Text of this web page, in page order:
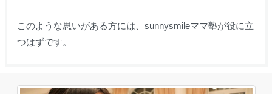
このような思いがある方には、sunnysmileママ塾が役に立
つはずです。